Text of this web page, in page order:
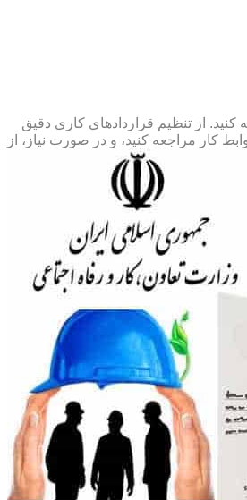
از تنظیم قراردادهای کاری دقیق
کار مراجعه کنید، و در صورت نیاز، از